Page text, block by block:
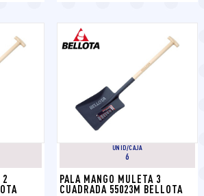
2
UNID/CAJA
6
PALA MANGO MULETA 3
CUADRADA 55023M BELLOTA